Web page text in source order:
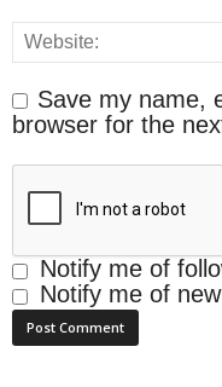
Save my name,
browser for the
Notify me of
Notify me of